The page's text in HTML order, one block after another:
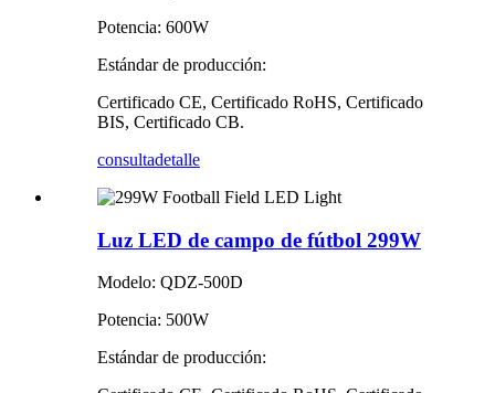
Potencia: 600W
Estándar de producción:
Certificado CE, Certificado RoHS, Certificado
BIS, Certificado CB.
consultadetalle
Luz LED de campo de fútbol 299W
Modelo: QDZ-500D
Potencia: 500W
Estándar de producción: